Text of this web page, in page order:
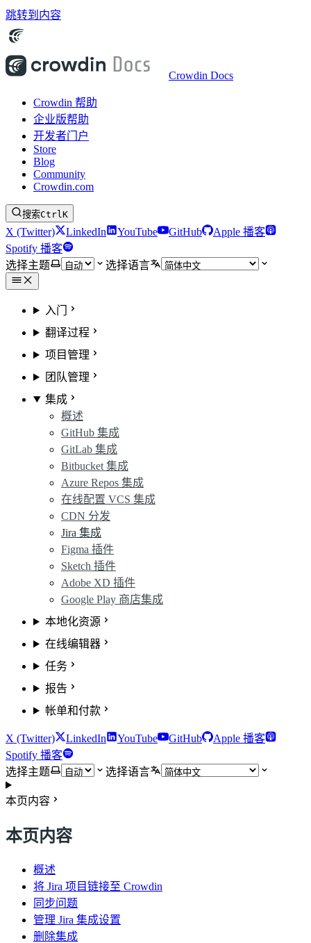
跳转到内容
Crowdin Docs
Crowdin 帮助
企业版帮助
开发者门户
Store
Blog
Community
Crowdin.com
搜索CtrlK
X (Twitter) LinkedIn YouTube GitHub
Apple 播客
Spotify 播客
选择主题
选择语言
入门
翻译过程
项目管理
团队管理
集成
概述
GitHub 集成
GitLab 集成
Bitbucket 集成
Azure Repos 集成
在线配置 VCS 集成
CDN 分发
Jira 集成
Figma 插件
Sketch 插件
Adobe XD 插件
Google Play 商店集成
本地化资源
在线编辑器
任务
报告
帐单和付款
X (Twitter) LinkedIn YouTube GitHub
Apple 播客
Spotify 播客
选择主题
选择语言
本页内容
本页内容
概述
将 Jira 项目链接至 Crowdin
同步问题
管理 Jira 集成设置
删除集成